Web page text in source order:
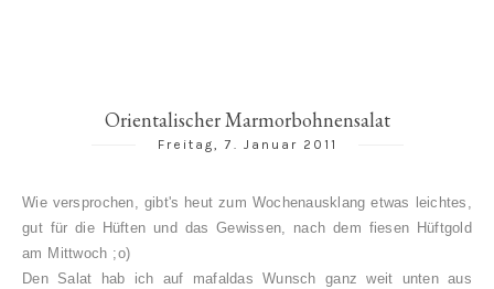
Orientalischer Marmorbohnensalat
Freitag, 7. Januar 2011
Wie versprochen, gibt's heut zum Wochenausklang etwas leichtes,
gut für die Hüften und das Gewissen, nach dem fiesen Hüftgold
am Mittwoch ;o)
Den Salat hab ich auf mafaldas Wunsch ganz weit unten aus